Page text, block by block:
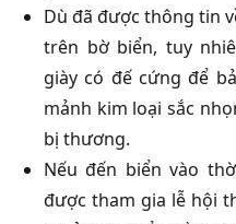
Dù đã được thông tin
trên bờ biển, tuy
giày có đế cứng để
mảnh kim loại sắc
bị thương.
Nếu đến biển vào
được tham gia lễ hội